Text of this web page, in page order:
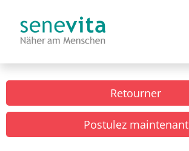
Allemand Français Italien
Travailler chez nous
Avantages
Retourner
Postulez maintenant